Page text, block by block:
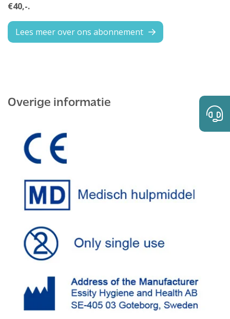
€40,-.
Lees meer over ons abonnement
Overige informatie